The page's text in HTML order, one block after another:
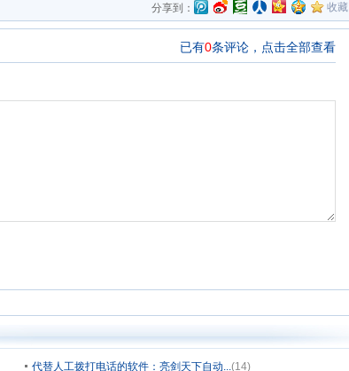
分享到： 收藏
代替人工拨打电话的软件：亮剑天下自动...(14)